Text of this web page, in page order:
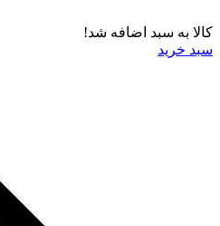
کالا به سبد اضافه شد!
سبد خرید